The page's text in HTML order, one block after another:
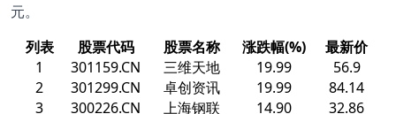
元。
列表
股票代码 股票名称 涨跌幅(%)
最新价
1
301159.CN 三维天地 19.99
56.9
2
301299.CN 卓创资讯 19.99
84.14
3
300226.CN 上海钢联 14.90
32.86